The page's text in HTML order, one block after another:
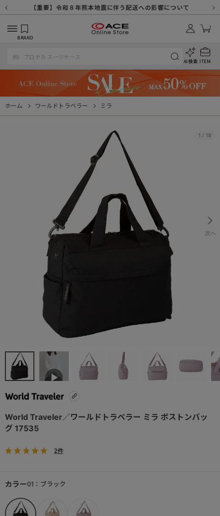
【重要】8/11（火・祝）休業及び配送スケジュールについて
【重要】令和８年熊本地震に伴う配送への影響について
【重要】納品書・領収書ペーパーレス化（電子化）のお知らせ
【重要】天候不良や交通状況・物量増等に伴う配送への影響について
【重要】悪質な詐欺サイトにご注意ください
【重要】各種メールが届かない場合に関しまして
【重要】お問い合わせのご対応に関しまして
【重要】SNSのなりすまし詐欺にご注意ください
BRAND
AI検索 ITEM
ホーム ワールドトラベラー ミラ
1 / 18
World Traveler／ワールドトラベラー ミラ ボストンバッ
グ 17535
2件
カラー01：ブラック